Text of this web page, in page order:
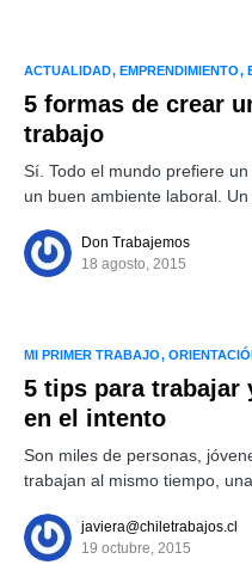
ACTUALIDAD EMPRENDIMIENTO
5 formas de crear
trabajo
Sí. Todo el mundo prefiere
un buen ambiente laboral. Un
Don Trabajemos
18 agosto, 2015
MI PRIMER TRABAJO
5 tips para trabajar
en el intento
Son miles de personas,
trabajan al mismo tiempo,
javiera@chiletrabajos.cl
19 octubre, 2015